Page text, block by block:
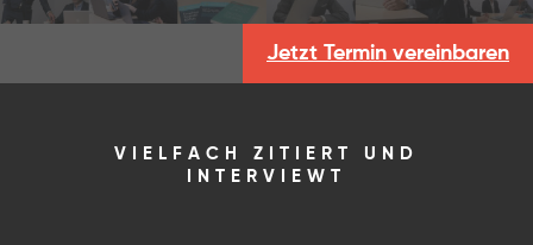
Jetzt Termin vereinbaren
VIELFACH ZITIERT UND
INTERVIEWT